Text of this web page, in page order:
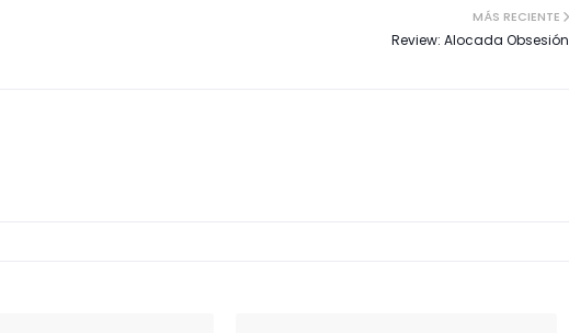
MÁS RECIENTE
Review: Alocada Obsesión